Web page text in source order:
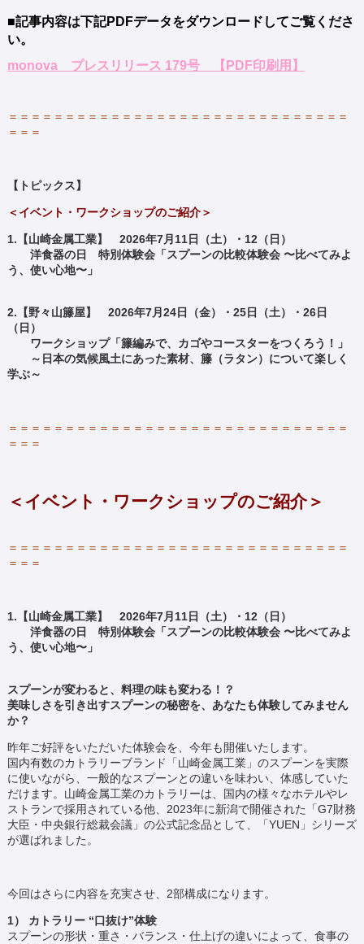
■記事内容は下記PDFデータをダウンロードしてご覧くださ
い。
monova プレスリリース 179号 【PDF印刷用】
＝＝＝＝＝＝＝＝＝＝＝＝＝＝＝＝＝＝＝＝＝＝＝＝＝＝＝＝＝＝
＝＝＝
【トピックス】
＜イベント・ワークショップのご紹介＞
1.【山崎金属工業】 2026年7月11日（土）・12（日）
洋食器の日 特別体験会「スプーンの比較体験会 〜比べてみよ
う、使い心地〜」
2.【野々山籐屋】 2026年7月24日（金）・25日（土）・26日
（日）
ワークショップ「籐編みで、カゴやコースターをつくろう！」
～日本の気候風土にあった素材、籐（ラタン）について楽しく
学ぶ～
＝＝＝＝＝＝＝＝＝＝＝＝＝＝＝＝＝＝＝＝＝＝＝＝＝＝＝＝＝＝
＝＝＝
＜イベント・ワークショップのご紹介＞
＝＝＝＝＝＝＝＝＝＝＝＝＝＝＝＝＝＝＝＝＝＝＝＝＝＝＝＝＝＝
＝＝＝
1.【山崎金属工業】 2026年7月11日（土）・12（日）
洋食器の日 特別体験会「スプーンの比較体験会 〜比べてみよ
う、使い心地〜」
スプーンが変わると、料理の味も変わる！？
美味しさを引き出すスプーンの秘密を、あなたも体験してみません
か？
昨年ご好評をいただいた体験会を、今年も開催いたします。
国内有数のカトラリーブランド「山崎金属工業」のスプーンを実際
に使いながら、一般的なスプーンとの違いを味わい、体感していた
だけます。山崎金属工業のカトラリーは、国内の様々なホテルやレ
ストランで採用されている他、2023年に新潟で開催された「G7財務
大臣・中央銀行総裁会議」の公式記念品として、「YUEN」シリーズ
が選ばれました。
今回はさらに内容を充実させ、2部構成になります。
1） カトラリー “口抜け”体験
スプーンの形状・重さ・バランス・仕上げの違いによって、食事の